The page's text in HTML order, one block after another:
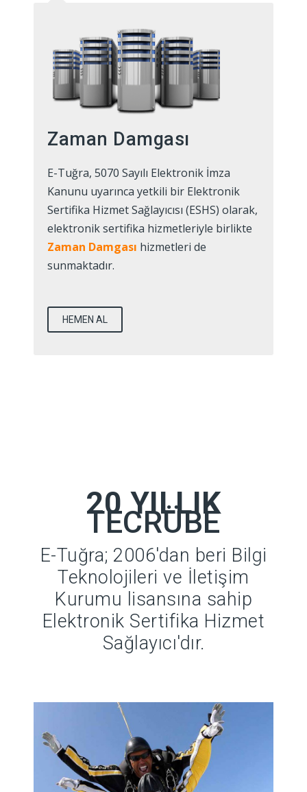
Zaman Damgası
E-Tuğra, 5070 Sayılı Elektronik İmza
Kanunu uyarınca yetkili bir Elektronik
Sertifika Hizmet Sağlayıcısı (ESHS) olarak,
elektronik sertifika hizmetleriyle birlikte
Zaman Damgası hizmetleri de
sunmaktadır.
HEMEN AL
20 YILLIK
TECRÜBE
E-Tuğra; 2006'dan beri Bilgi
Teknolojileri ve İletişim
Kurumu lisansına sahip
Elektronik Sertifika Hizmet
Sağlayıcı'dır.